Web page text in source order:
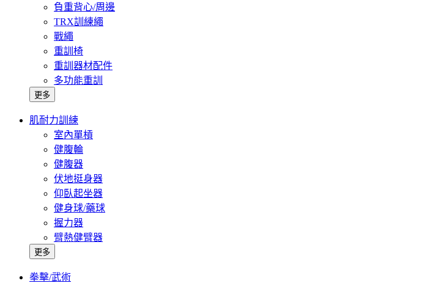
負重背心/周邊
TRX訓練繩
戰繩
重訓椅
重訓器材配件
多功能重訓
更多
肌耐力訓練
室內單槓
健腹輪
健腹器
伏地挺身器
仰臥起坐器
健身球/藥球
握力器
臂熱健臂器
更多
拳擊/武術